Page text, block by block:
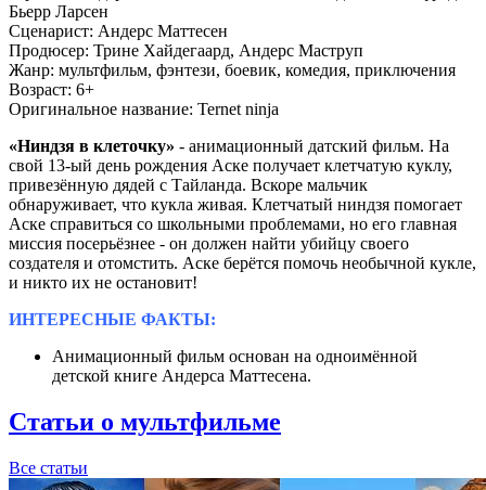
Бьерр Ларсен
Сценарист: Андерс Маттесен
Продюсер: Трине Хайдегаард, Андерс Маструп
Жанр: мультфильм, фэнтези, боевик, комедия, приключения
Возраст: 6+
Оригинальное название: Ternet ninja
«Ниндзя в клеточку» - анимационный датский фильм. На
свой 13-ый день рождения Аске получает клетчатую куклу,
привезённую дядей с Тайланда. Вскоре мальчик
обнаруживает, что кукла живая. Клетчатый ниндзя помогает
Аске справиться со школьными проблемами, но его главная
миссия посерьёзнее - он должен найти убийцу своего
создателя и отомстить. Аске берётся помочь необычной кукле,
и никто их не остановит!
ИНТЕРЕСНЫЕ ФАКТЫ:
Анимационный фильм основан на одноимённой
детской книге Андерса Маттесена.
Статьи о мультфильме
Все статьи